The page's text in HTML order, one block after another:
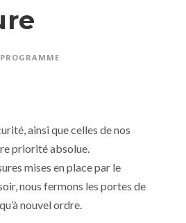
PROGRAMME
ainsi que celles de nos
priorité absolue.
mises en place par le
nous fermons les portes de
nouvel ordre.